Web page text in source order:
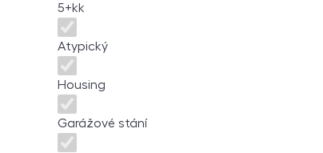
5+kk
Atypický
Housing
Garážové stání